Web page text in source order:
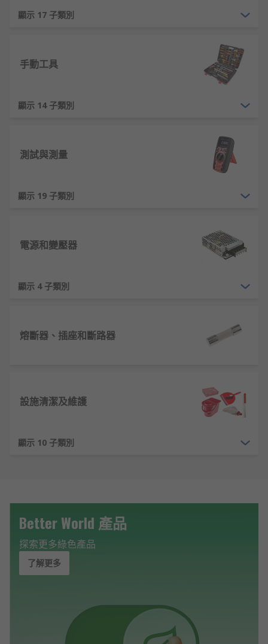
顯示 17 子類別
手動工具
顯示 14 子類別
測試與測量
顯示 19 子類別
電源和變壓器
顯示 4 子類別
熔斷器、插座和斷路器
設施清潔及維護
顯示 10 子類別
Better World 產品
探索更多綠色產品
了解更多